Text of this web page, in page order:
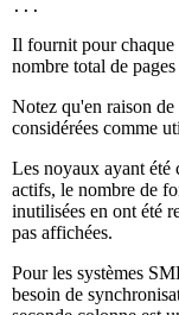
Il fournit pour chaque
nombre total de
Notez qu'en raison de
considérées comme
Les noyaux ayant été
actifs, le nombre de
inutilisées en ont été
pas affichées.
Pour les systèmes
besoin de